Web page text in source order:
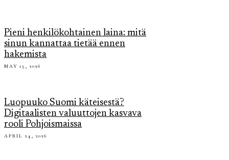
Pieni henkilökohtainen laina: mitä
sinun kannattaa tietää ennen
hakemista
MAY 13, 2026
Luopuuko Suomi käteisestä?
Digitaalisten valuuttojen kasvava
rooli Pohjoismaissa
APRIL 24, 2026